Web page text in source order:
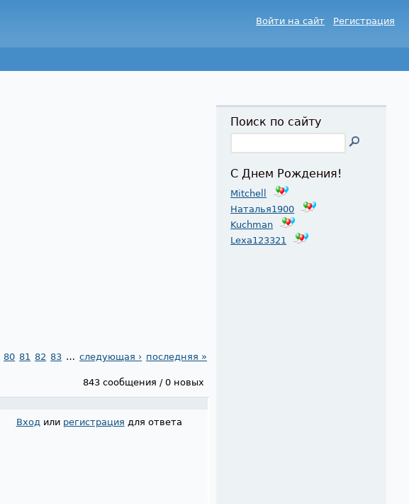
Войти на сайт Регистрация
80 81 82 83 … следующая › последняя »
843 сообщения / 0 новых
Входили регистрация для ответа
Поиск по сайту
С Днем Рождения!
Mitchell
Наталья1900
Kuchman
Lexa123321